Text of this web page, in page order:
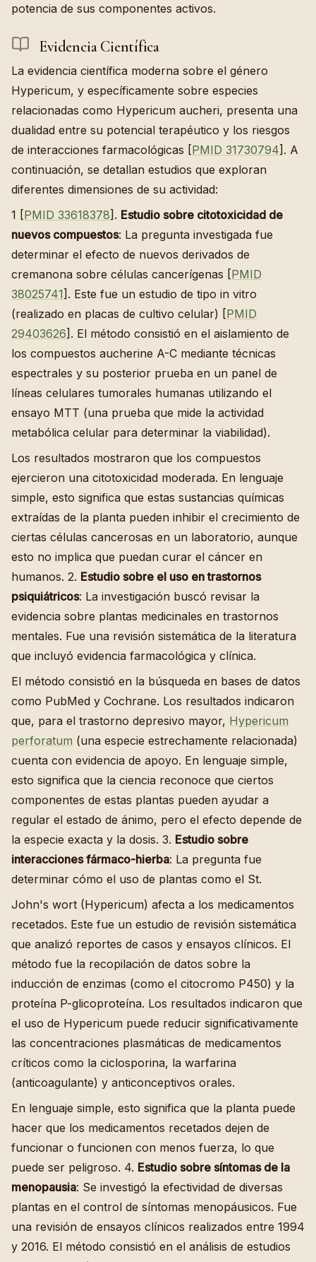
potencia de sus componentes activos.
Evidencia Científica
La evidencia científica moderna sobre el género
Hypericum, y específicamente sobre especies
relacionadas como Hypericum aucheri, presenta una
dualidad entre su potencial terapéutico y los riesgos
de interacciones farmacológicas [PMID 31730794]. A
continuación, se detallan estudios que exploran
diferentes dimensiones de su actividad:
1 [PMID 33618378]. Estudio sobre citotoxicidad de
nuevos compuestos: La pregunta investigada fue
determinar el efecto de nuevos derivados de
cremanona sobre células cancerígenas [PMID
38025741]. Este fue un estudio de tipo in vitro
(realizado en placas de cultivo celular) [PMID
29403626]. El método consistió en el aislamiento de
los compuestos aucherine A-C mediante técnicas
espectrales y su posterior prueba en un panel de
líneas celulares tumorales humanas utilizando el
ensayo MTT (una prueba que mide la actividad
metabólica celular para determinar la viabilidad).
Los resultados mostraron que los compuestos
ejercieron una citotoxicidad moderada. En lenguaje
simple, esto significa que estas sustancias químicas
extraídas de la planta pueden inhibir el crecimiento de
ciertas células cancerosas en un laboratorio, aunque
esto no implica que puedan curar el cáncer en
humanos. 2. Estudio sobre el uso en trastornos
psiquiátricos: La investigación buscó revisar la
evidencia sobre plantas medicinales en trastornos
mentales. Fue una revisión sistemática de la literatura
que incluyó evidencia farmacológica y clínica.
El método consistió en la búsqueda en bases de datos
como PubMed y Cochrane. Los resultados indicaron
que, para el trastorno depresivo mayor, Hypericum
perforatum (una especie estrechamente relacionada)
cuenta con evidencia de apoyo. En lenguaje simple,
esto significa que la ciencia reconoce que ciertos
componentes de estas plantas pueden ayudar a
regular el estado de ánimo, pero el efecto depende de
la especie exacta y la dosis. 3. Estudio sobre
interacciones fármaco-hierba: La pregunta fue
determinar cómo el uso de plantas como el St.
John's wort (Hypericum) afecta a los medicamentos
recetados. Este fue un estudio de revisión sistemática
que analizó reportes de casos y ensayos clínicos. El
método fue la recopilación de datos sobre la
inducción de enzimas (como el citocromo P450) y la
proteína P-glicoproteína. Los resultados indicaron que
el uso de Hypericum puede reducir significativamente
las concentraciones plasmáticas de medicamentos
críticos como la ciclosporina, la warfarina
(anticoagulante) y anticonceptivos orales.
En lenguaje simple, esto significa que la planta puede
hacer que los medicamentos recetados dejen de
funcionar o funcionen con menos fuerza, lo que
puede ser peligroso. 4. Estudio sobre síntomas de la
menopausia: Se investigó la efectividad de diversas
plantas en el control de síntomas menopáusicos. Fue
una revisión de ensayos clínicos realizados entre 1994
y 2016. El método consistió en el análisis de estudios